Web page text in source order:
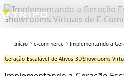
Início e-commerce Implementando a
Geração Escalável de Ativos 3DShowrooms